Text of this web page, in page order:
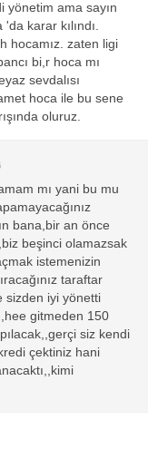
yönetim ama sayın
karar kılındı.
hocamız. zaten ligi
bi,r hoca mı
sevdalısı
hoca ile bu sene
oluruz.
mı yani bu mu
bana,bir an önce
beşinci olamazsak
istemenizin
taraftar
sizden iyi yönetti
gitmeden 150
siz kendi
çektiniz hani